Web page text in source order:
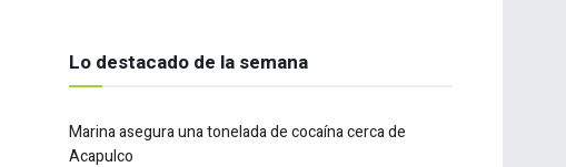
TENDENCIA
Lo destacado de la semana